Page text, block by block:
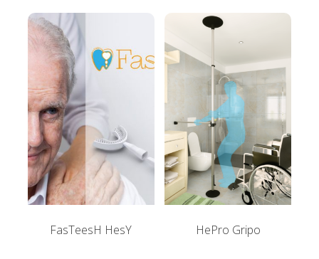
FasTeesH HesY HePro Gripo